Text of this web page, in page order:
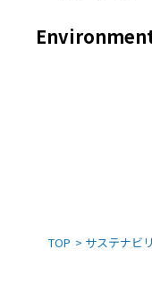
TOP サステナビ